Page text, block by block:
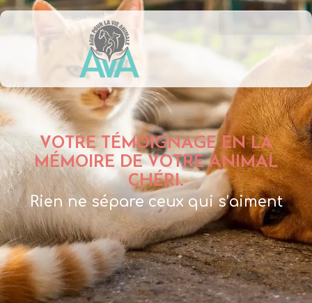
VOTRE TÉMOIGNAGE EN LA
MÉMOIRE DE VOTRE ANIMAL
CHÉRI.
Rien ne sépare ceux qui s’aiment